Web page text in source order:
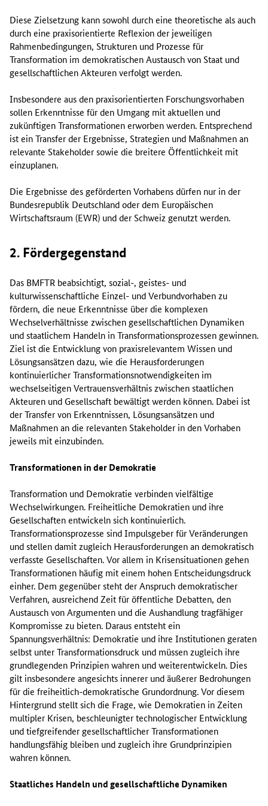
Diese Zielsetzung kann sowohl durch eine theoretische als auch
durch eine praxisorientierte Reflexion der jeweiligen
Rahmenbedingungen, Strukturen und Prozesse für
Transformation im demokratischen Austausch von Staat und
gesellschaftlichen Akteuren verfolgt werden.
Insbesondere aus den praxisorientierten Forschungsvorhaben
sollen Erkenntnisse für den Umgang mit aktuellen und
zukünftigen Transformationen erworben werden. Entsprechend
ist ein Transfer der Ergebnisse, Strategien und Maßnahmen an
relevante Stakeholder sowie die breitere Öffentlichkeit mit
einzuplanen.
Die Ergebnisse des geförderten Vorhabens dürfen nur in der
Bundesrepublik Deutschland oder dem Europäischen
Wirtschaftsraum (EWR) und der Schweiz genutzt werden.
2. Fördergegenstand
Das BMFTR beabsichtigt, sozial-, geistes- und
kulturwissenschaftliche Einzel- und Verbundvorhaben zu
fördern, die neue Erkenntnisse über die komplexen
Wechselverhältnisse zwischen gesellschaftlichen Dynamiken
und staatlichem Handeln in Transformationsprozessen gewinnen.
Ziel ist die Entwicklung von praxisrelevantem Wissen und
Lösungsansätzen dazu, wie die Herausforderungen
kontinuierlicher Transformationsnotwendigkeiten im
wechselseitigen Vertrauensverhältnis zwischen staatlichen
Akteuren und Gesellschaft bewältigt werden können. Dabei ist
der Transfer von Erkenntnissen, Lösungsansätzen und
Maßnahmen an die relevanten Stakeholder in den Vorhaben
jeweils mit einzubinden.
Transformationen in der Demokratie
Transformation und Demokratie verbinden vielfältige
Wechselwirkungen. Freiheitliche Demokratien und ihre
Gesellschaften entwickeln sich kontinuierlich.
Transformationsprozesse sind Impulsgeber für Veränderungen
und stellen damit zugleich Herausforderungen an demokratisch
verfasste Gesellschaften. Vor allem in Krisensituationen gehen
Transformationen häufig mit einem hohen Entscheidungsdruck
einher. Dem gegenüber steht der Anspruch demokratischer
Verfahren, ausreichend Zeit für öffentliche Debatten, den
Austausch von Argumenten und die Aushandlung tragfähiger
Kompromisse zu bieten. Daraus entsteht ein
Spannungsverhältnis: Demokratie und ihre Institutionen geraten
selbst unter Transformationsdruck und müssen zugleich ihre
grundlegenden Prinzipien wahren und weiterentwickeln. Dies
gilt insbesondere angesichts innerer und äußerer Bedrohungen
für die freiheitlich-demokratische Grundordnung. Vor diesem
Hintergrund stellt sich die Frage, wie Demokratien in Zeiten
multipler Krisen, beschleunigter technologischer Entwicklung
und tiefgreifender gesellschaftlicher Transformationen
handlungsfähig bleiben und zugleich ihre Grundprinzipien
wahren können.
Staatliches Handeln und gesellschaftliche Dynamiken